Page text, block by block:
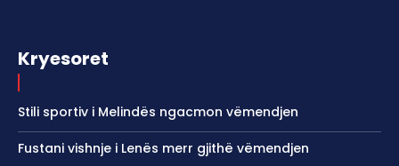
Kryesoret
Stili sportiv i Melindës ngacmon vëmendjen
Fustani vishnje i Lenës merr gjithë vëmendjen